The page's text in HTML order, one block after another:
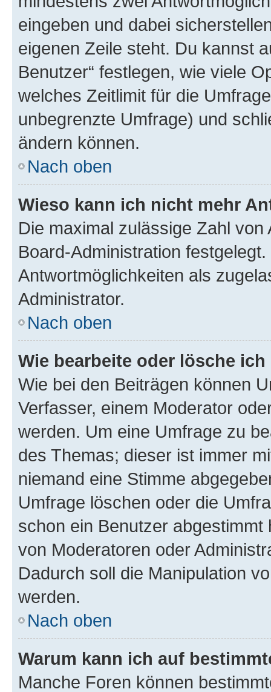
eingeben und dabei
eigenen Zeile steht. Du kannst
Benutzer“ festlegen, wie viele
welches Zeitlimit für die
unbegrenzte Umfrage) und
ändern können.
Nach oben
Wieso kann ich nicht mehr
Die maximal zulässige Zahl
Board-Administration
Antwortmöglichkeiten als
Administrator.
Nach oben
Wie bearbeite oder lösche
Wie bei den Beiträgen können
Verfasser, einem Moderator
werden. Um eine Umfrage zu
des Themas; dieser ist immer
niemand eine Stimme
Umfrage löschen oder die
schon ein Benutzer
von Moderatoren oder
Dadurch soll die Manipulation
werden.
Nach oben
Warum kann ich auf
Manche Foren können